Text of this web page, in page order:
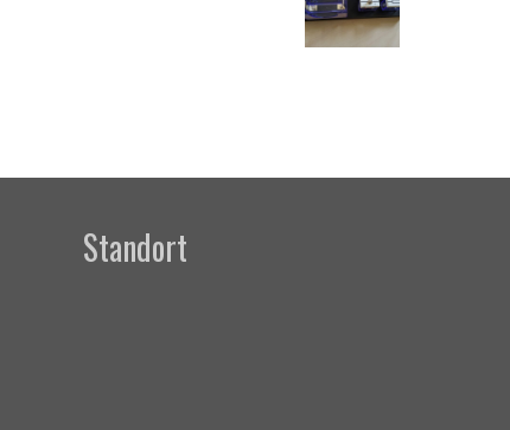
Standort